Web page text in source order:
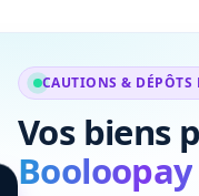
CAUTIONS & DÉPÔTS
Vos biens
Booloopay